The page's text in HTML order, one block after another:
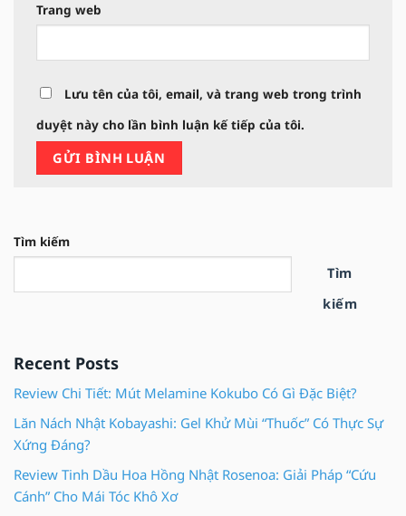
Tìm kiếm
Tìm
kiếm
Recent Posts
Review Chi Tiết: Mút Melamine Kokubo Có Gì Đặc Biệt?
Lăn Nách Nhật Kobayashi: Gel Khử Mùi “Thuốc” Có Thực Sự
Xứng Đáng?
Review Tinh Dầu Hoa Hồng Nhật Rosenoa: Giải Pháp “Cứu
Cánh” Cho Mái Tóc Khô Xơ
Trang web
Lưu tên của tôi, email, và trang web trong trình
duyệt này cho lần bình luận kế tiếp của tôi.